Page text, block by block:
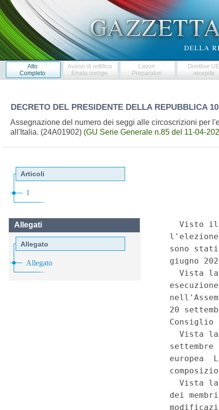
Atto
Completo
Avviso di rettifica
Errata corrige
Lavori
Preparatori
Direttive
recepite
DECRETO DEL PRESIDENTE DELLA REPUBBLICA
Assegnazione del numero dei seggi alle circoscrizioni per
all'Italia. (24A01902) (GU Serie Generale n.85 del 11-04-